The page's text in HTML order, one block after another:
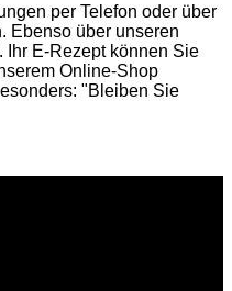
per Telefon oder über
Ebenso über unseren
. Ihr E-Rezept können Sie
Online-Shop
"Bleiben Sie